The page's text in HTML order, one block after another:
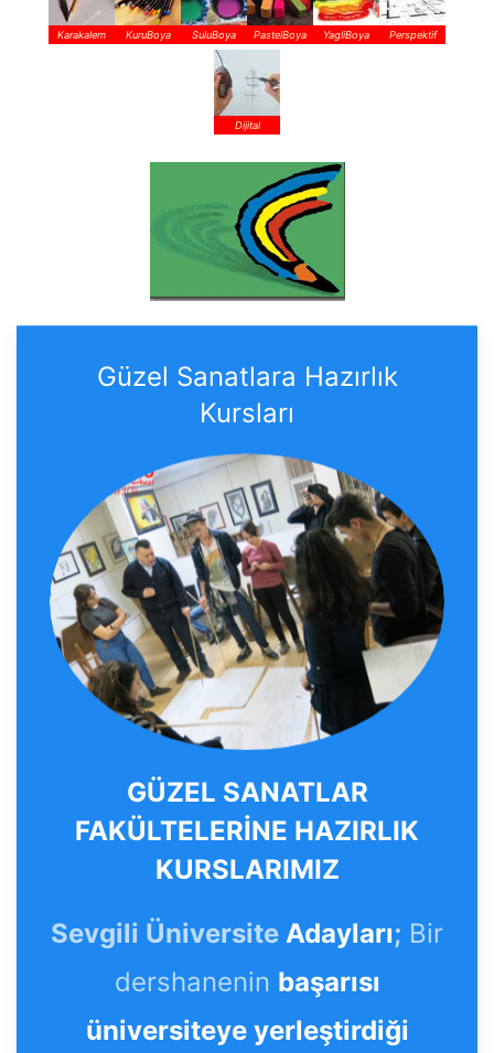
Karakalem KuruBoya SuluBoya PastelBoya YagliBoya Perspektif
Dijital
Güzel Sanatlara Hazırlık
Kursları
GÜZEL SANATLAR
FAKÜLTELERİNE HAZIRLIK
KURSLARIMIZ
Sevgili Üniversite Adayları; Bir
dershanenin başarısı
üniversiteye yerleştirdiği